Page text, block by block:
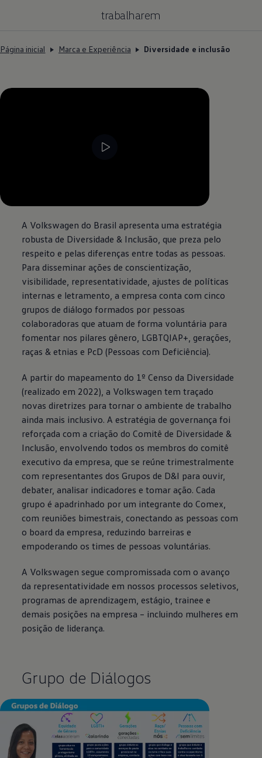
trabalharem
Página inicial Marca e Experiência Diversidade e inclusão
Remaining time, --:--
A Volkswagen do Brasil apresenta uma estratégia
robusta de Diversidade & Inclusão, que preza pelo
respeito e pelas diferenças entre todas as pessoas.
Para disseminar ações de conscientização,
visibilidade, representatividade, ajustes de políticas
internas e letramento, a empresa conta com cinco
grupos de diálogo formados por pessoas
colaboradoras que atuam de forma voluntária para
fomentar nos pilares gênero, LGBTQIAP+, gerações,
raças & etnias e PcD (Pessoas com Deficiência).
A partir do mapeamento do 1º Censo da Diversidade
(realizado em 2022), a Volkswagen tem traçado
novas diretrizes para tornar o ambiente de trabalho
ainda mais inclusivo. A estratégia de governança foi
reforçada com a criação do Comitê de Diversidade &
Inclusão, envolvendo todos os membros do comitê
executivo da empresa, que se reúne trimestralmente
com representantes dos Grupos de D&I para ouvir,
debater, analisar indicadores e tomar ação. Cada
grupo é apadrinhado por um integrante do Comex,
com reuniões bimestrais, conectando as pessoas com
o board da empresa, reduzindo barreiras e
empoderando os times de pessoas voluntárias.
A Volkswagen segue compromissada com o avanço
da representatividade em nossos processos seletivos,
programas de aprendizagem, estágio, trainee e
demais posições na empresa – incluindo mulheres em
posição de liderança.
Grupo de Diálogos